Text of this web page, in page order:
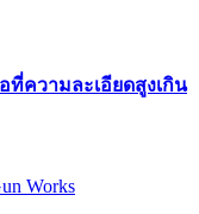
ที่ความละเอียดสูงเกิน